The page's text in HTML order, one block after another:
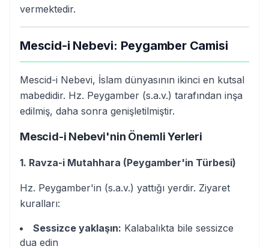
vermektedir.
Mescid-i Nebevi: Peygamber Camisi
Mescid-i Nebevi, İslam dünyasının ikinci en kutsal
mabedidir. Hz. Peygamber (s.a.v.) tarafından inşa
edilmiş, daha sonra genişletilmiştir.
Mescid-i Nebevi'nin Önemli Yerleri
1. Ravza-i Mutahhara (Peygamber'in Türbesi)
Hz. Peygamber'in (s.a.v.) yattığı yerdir. Ziyaret
kuralları:
Sessizce yaklaşın: Kalabalıkta bile sessizce
dua edin